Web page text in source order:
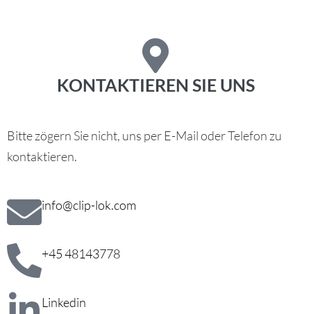
KONTAKTIEREN SIE UNS
Bitte zögern Sie nicht, uns per E-Mail oder Telefon zu
kontaktieren.
info@clip-lok.com
+45 48143778
Linkedin